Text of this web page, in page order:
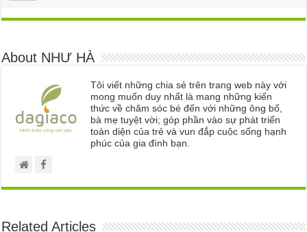
About NHƯ HÀ
Tôi viết những chia sẻ trên trang web này với
mong muốn duy nhất là mang những kiến
thức về chăm sóc bé đến với những ông bố,
bà mẹ tuyệt vời; góp phần vào sự phát triển
toàn diện của trẻ và vun đắp cuộc sống hạnh
phúc của gia đình bạn.
Related Articles